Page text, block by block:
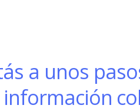
a unos
información